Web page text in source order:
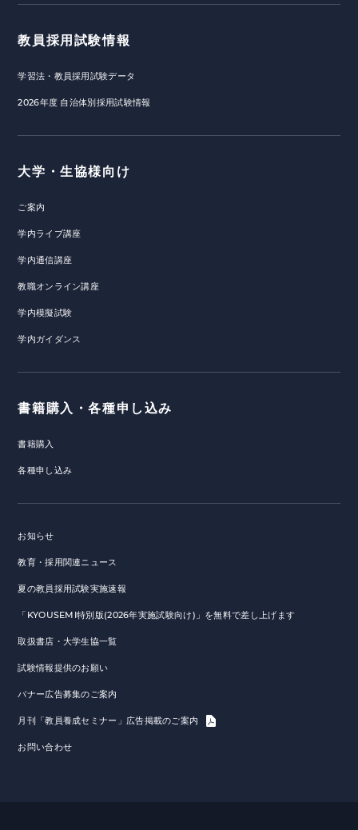
教員採用試験情報
学習法・教員採用試験データ
2026年度 自治体別採用試験情報
大学・生協様向け
ご案内
学内ライブ講座
学内通信講座
教職オンライン講座
学内模擬試験
学内ガイダンス
書籍購入・各種申し込み
書籍購入
各種申し込み
お知らせ
教育・採用関連ニュース
夏の教員採用試験実施速報
「KYOUSEMI特別版(2026年実施試験向け)」を無料で差し上げます
取扱書店・大学生協一覧
試験情報提供のお願い
バナー広告募集のご案内
月刊「教員養成セミナー」広告掲載のご案内
お問い合わせ